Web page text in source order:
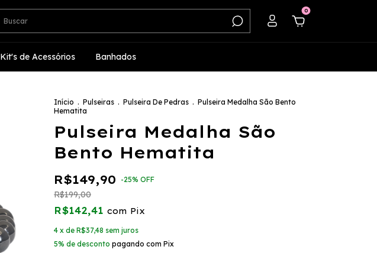
0
Kit's de Acessórios Banhados
Início . Pulseiras . Pulseira De Pedras . Pulseira Medalha São Bento
Hematita
Pulseira Medalha São
Bento Hematita
R$149,90 -25% OFF
R$199,00
R$142,41 com Pix
4 x de R$37,48 sem juros
5% de desconto pagando com Pix